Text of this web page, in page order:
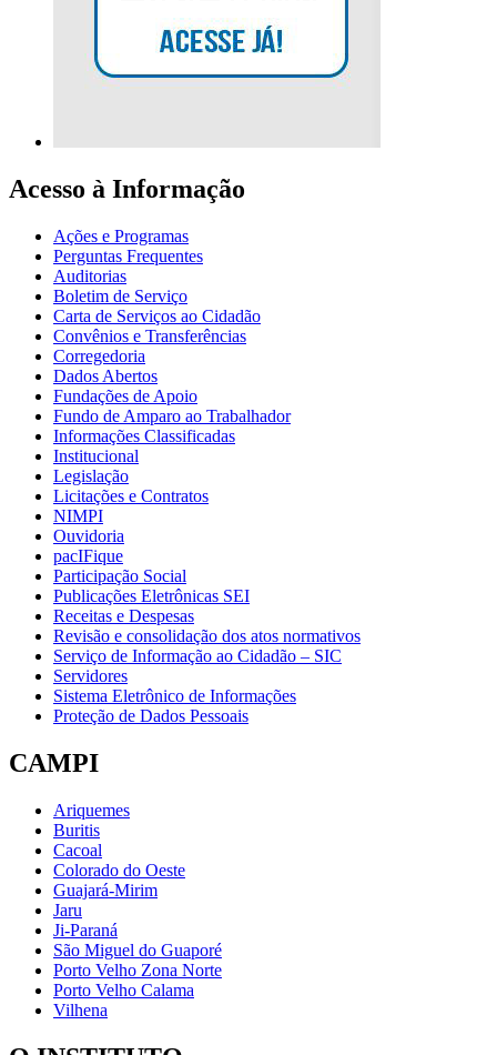
Acesso à Informação
Ações e Programas
Perguntas Frequentes
Auditorias
Boletim de Serviço
Carta de Serviços ao Cidadão
Convênios e Transferências
Corregedoria
Dados Abertos
Fundações de Apoio
Fundo de Amparo ao Trabalhador
Informações Classificadas
Institucional
Legislação
Licitações e Contratos
NIMPI
Ouvidoria
pacIFique
Participação Social
Publicações Eletrônicas SEI
Receitas e Despesas
Revisão e consolidação dos atos normativos
Serviço de Informação ao Cidadão – SIC
Servidores
Sistema Eletrônico de Informações
Proteção de Dados Pessoais
CAMPI
Ariquemes
Buritis
Cacoal
Colorado do Oeste
Guajará-Mirim
Jaru
Ji-Paraná
São Miguel do Guaporé
Porto Velho Zona Norte
Porto Velho Calama
Vilhena